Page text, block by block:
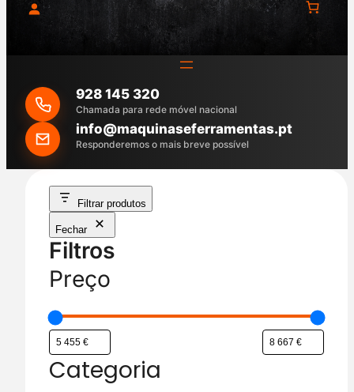
u
r
c
h
928 145 320
Chamada para rede móvel nacional
info@maquinaseferramentas.pt
Responderemos o mais breve possível
Filtrar produtos
Fechar
Filtros
Preço
Categoria